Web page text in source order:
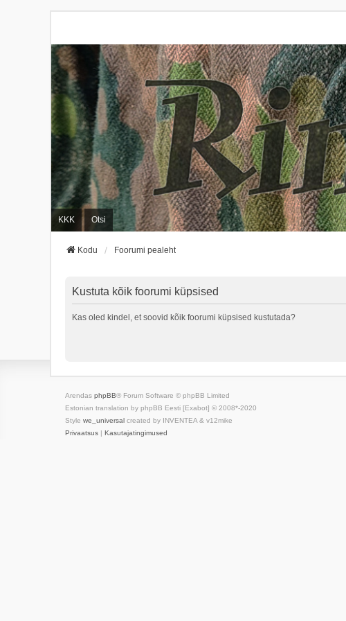
KKK Otsi
Kodu Foorumi pealeht
Kustuta kõik foorumi küpsised
Kas oled kindel, et soovid kõik foorumi küpsised kustutada?
Arendas phpBB® Forum Software © phpBB Limited
Estonian translation by phpBB Eesti [Exabot] © 2008*-2020
Style we_universal created by INVENTEA & v12mike
Privaatsus | Kasutajatingimused